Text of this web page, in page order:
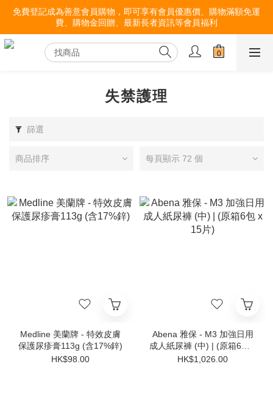
免費登記成為善意會員購物，即可享有會員優惠價、購物滿額免運
費、購物金回贈、最新長者資訊等會員福利
失禁護理
篩選
商品排序 每頁顯示 72 個
Medline 美蘭牌 - 特效皮膚
保護尿疹膏113g (含17%鋅)
HK$98.00
Abena 雅保 - M3 加強日用
成人紙尿褲 (中) | (原箱6包 x
15片)
HK$1,026.00